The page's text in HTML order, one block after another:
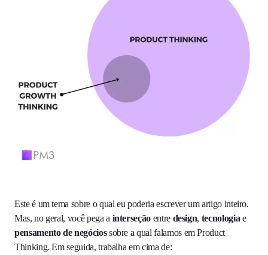
Este é um tema sobre o qual eu poderia escrever um artigo inteiro.
Mas, no geral, você pega a interseção entre design, tecnologia e
pensamento de negóciossobre a qual falamos em Product
Thinking. Em seguida, trabalha em cima de: